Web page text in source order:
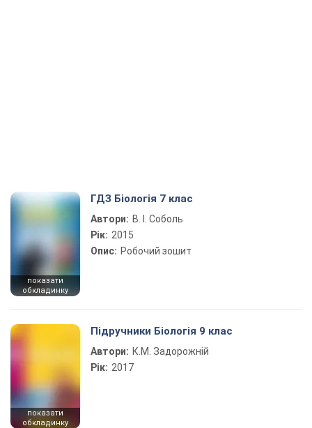
показати
обкладинку
ГДЗ Біологія 7 клас
Автори: В. І. Соболь
Рік: 2015
Опис: Робочий зошит
показати
обкладинку
Підручники Біологія 9 клас
Автори: К.М. Задорожній
Рік: 2017